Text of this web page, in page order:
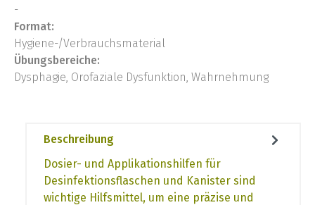
-
Format:
Hygiene-/Verbrauchsmaterial
Übungsbereiche:
Dysphagie, Orofaziale Dysfunktion, Wahrnehmung
Beschreibung
Dosier- und Applikationshilfen für
Desinfektionsflaschen und Kanister sind
wichtige Hilfsmittel, um eine präzise und